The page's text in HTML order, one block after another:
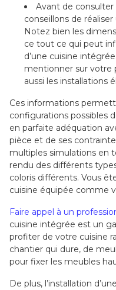
Avant de consulter
conseillons de
Notez bien les
ce tout ce qui peut
d’une cuisine
mentionner sur votre
aussi les installations
Ces informations
configurations possibles
en parfaite adéquation
pièce et de ses
multiples simulations en
rendu des différents
coloris différents. Vous
cuisine équipée comme
Faire appel à un
cuisine intégrée est un
profiter de votre cuisine
chantier qui dure, de
pour fixer les meubles
De plus, l’installation